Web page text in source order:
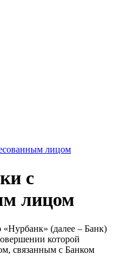
лицом
с
лицом
(далее – Банк)
которой
связанным с Банком